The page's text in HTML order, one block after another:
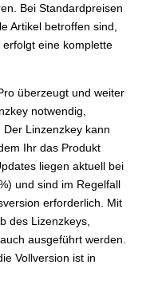
Bei Standardpreisen
Artikel betroffen sind,
eine komplette
überzeugt und weiter
notwendig,
Linzenzkey kann
Ihr das Produkt
liegen aktuell bei
und sind im Regelfall
erforderlich. Mit
des Lizenzkeys,
ausgeführt werden.
Vollversion ist in